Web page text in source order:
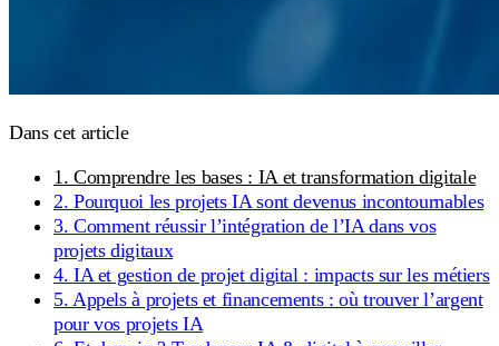
Dans cet article
1. Comprendre les bases : IA et transformation digitale
2. Pourquoi les projets IA sont devenus incontournables
3. Comment réussir l’intégration de l’IA dans vos
projets digitaux
4. IA et gestion de projet digital : impacts sur les métiers
5. Appels à projets et financements : où trouver l’argent
pour vos projets IA